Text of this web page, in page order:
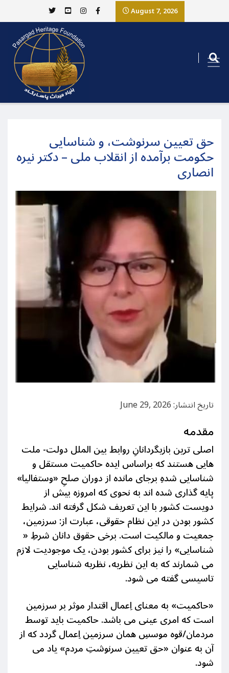
August 7, 2026
حق تعیین سرنوشت، و شناسایی
حکومت برآمده از انقلاب ملی – دکتر نیره
انصاری
تاریخ انتشار: June 29, 2026
مقدمه
اصلی ترین بازیگردانانِ روابط بین الملل دولت- ملت
هایی هستند که براساس ایده حاکمیت مستقل و
شناسایی شدهِ برجای مانده از دوران صلحِ «وستفالیا»
پایه گذاری شده اند به نحوی که امروزه بیش از
دویست کشور با این تعریف شکل گرفته اند. شرایط
کشور بودن در این نظام حقوقی، عبارت از: سرزمین،
جمعیت و مالکیت است. برخی حقوق دانان شرطِ «
شناسایی» را نیز برای کشور بودن، یک موجودیت لازم
می شمارند که به این نظریه، نظریه شناسایی
تاسیسی گفته می شود.
«حاکمیت» به معنای اِعمال اقتدار موثر بر سرزمین
است که امری عینی می باشد. حاکمیت باید توسط
مردمان/قوه موسسِ همان سرزمین اِعمال گردد که از
آن به عنوان «حق تعیین سرنوشتِ مردم» یاد می
شود.